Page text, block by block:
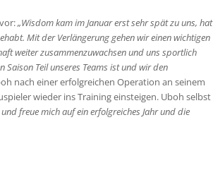
„Wisdom kam im Januar erst sehr spät zu uns, hat
Mit der Verlängerung gehen wir einen wichtigen
weiter zusammenzuwachsen und uns sportlich
Teil unseres Teams ist und wir den
nach einer erfolgreichen Operation an seinem
wieder ins Training einsteigen. Uboh selbst
freue mich auf ein erfolgreiches Jahr und die